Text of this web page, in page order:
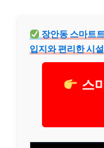
장안동 스마트
입지와 편리한 시
스